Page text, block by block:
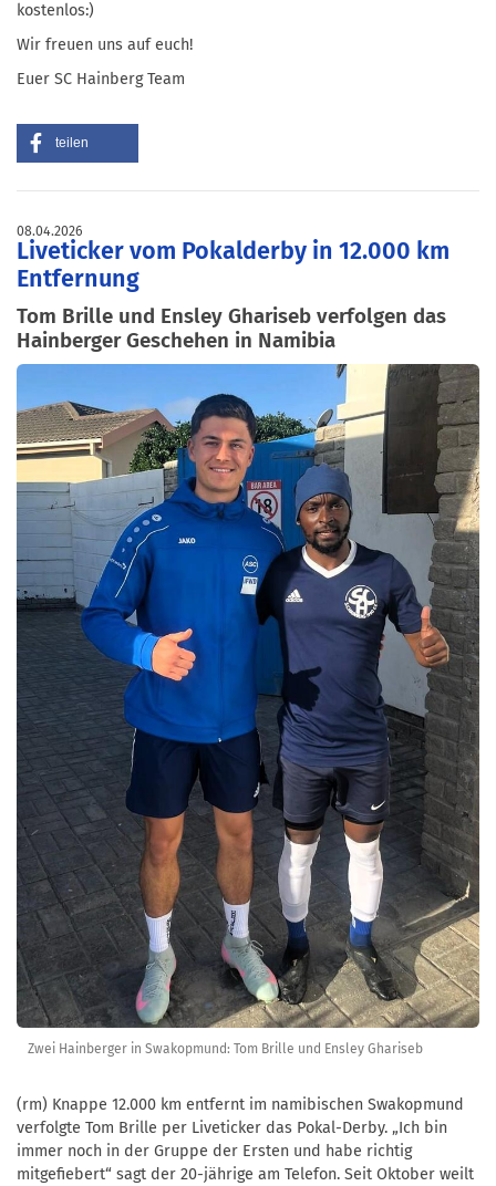
kostenlos:)
Wir freuen uns auf euch!
Euer SC Hainberg Team
teilen
08.04.2026
Liveticker vom Pokalderby in 12.000 km
Entfernung
Tom Brille und Ensley Ghariseb verfolgen das
Hainberger Geschehen in Namibia
Zwei Hainberger in Swakopmund: Tom Brille und Ensley Ghariseb
(rm) Knappe 12.000 km entfernt im namibischen Swakopmund
verfolgte Tom Brille per Liveticker das Pokal-Derby. „Ich bin
immer noch in der Gruppe der Ersten und habe richtig
mitgefiebert“ sagt der 20-jährige am Telefon. Seit Oktober weilt